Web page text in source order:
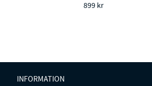
899 kr
INFORMATION